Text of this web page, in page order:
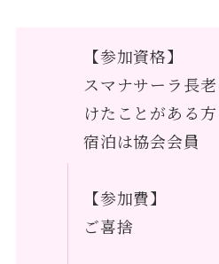
【参加資格】
スマナサーラ長
けたことがある方
宿泊は協会会員
【参加費】
ご喜捨